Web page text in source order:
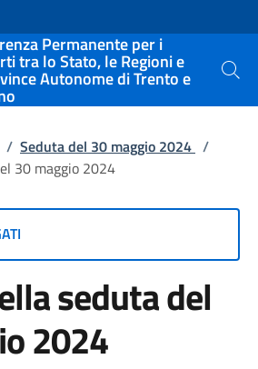
Permanente per i
tra lo Stato, le Regioni e
Autonome di Trento e Cerca
/ Seduta del 30 maggio 2024 /
30 maggio 2024
seduta del
2024